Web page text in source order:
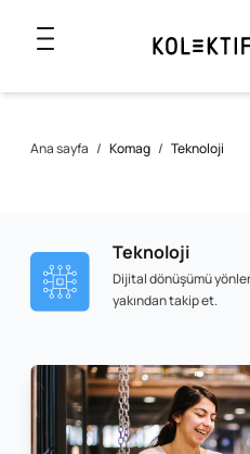
Ana sayfa / Komag / Teknoloji
Teknoloji
Dijital dönüşümü
yakından takip et.